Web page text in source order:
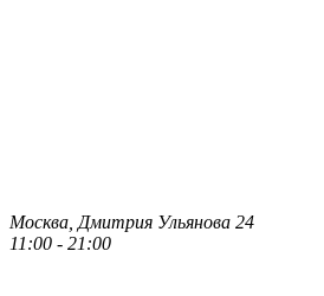
Москва, Дмитрия Ульянова 24
11:00 - 21:00